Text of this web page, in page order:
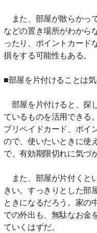
また、部屋が散らかっ
などの置き場所がわから
ったり、ポイントカード
損をする可能性もある。
■部屋を片付けることは
部屋を片付けると、探
ているものを活用できる
プリペイドカード、ポイ
ので、使いたいときに使
で、有効期限切れに気づ
また、部屋が片付くと
きい。すっきりとした部
ときになるだろう。家の
での外出も、無駄なお金
ていくはずだ。